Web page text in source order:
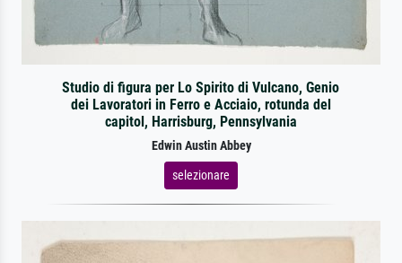
Studio di figura per Lo Spirito di Vulcano, Genio
dei Lavoratori in Ferro e Acciaio, rotunda del
capitol, Harrisburg, Pennsylvania
Edwin Austin Abbey
selezionare